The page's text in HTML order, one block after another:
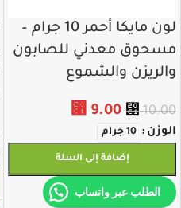
لون مايكا أحمر 10 جرام –
مسحوق معدني للصابون
والريزن والشموع
⃁10.00
⃁ 9.00
الوزن 10 جرام
إضافة إلى السلة
الطلب عبر واتساب